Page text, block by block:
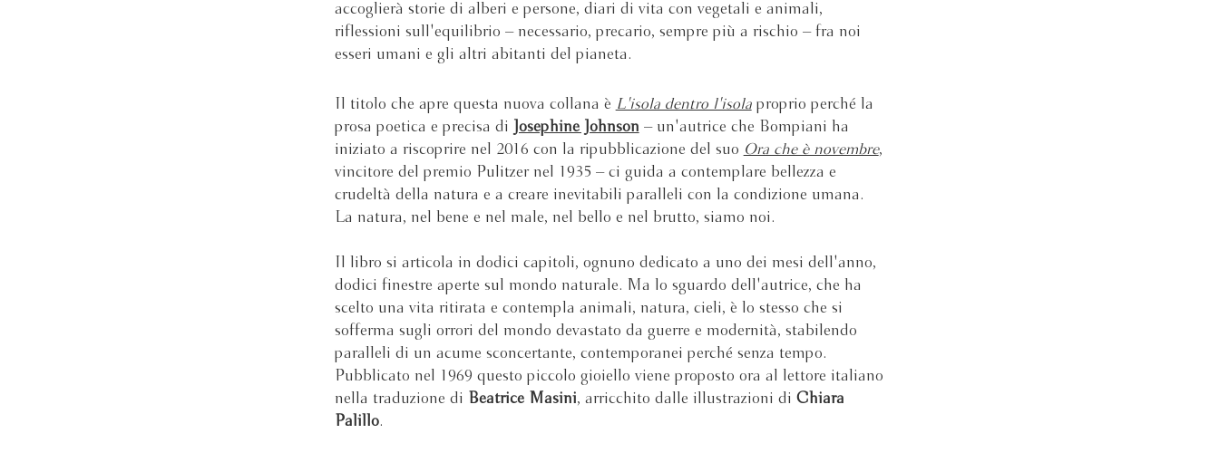
accoglierà storie di alberi e persone, diari di vita con vegetali e animali,
riflessioni sull'equilibrio – necessario, precario, sempre più a rischio – fra noi
esseri umani e gli altri abitanti del pianeta.
Il titolo che apre questa nuova collana è L'isola dentro l'isolaproprio perché la
prosa poetica e precisa di
Josephine Johnson – un'autrice che Bompiani ha
iniziato a riscoprire nel 2016 con la ripubblicazione del suo Ora che è novembre,
vincitore del premio Pulitzer nel 1935 – ci guida a contemplare bellezza e
crudeltà della natura e a creare inevitabili paralleli con la condizione umana.
La natura, nel bene e nel male, nel bello e nel brutto, siamo noi.
Il libro si articola in dodici capitoli, ognuno dedicato a uno dei mesi dell'anno,
dodici finestre aperte sul mondo naturale. Ma lo sguardo dell'autrice, che ha
scelto una vita ritirata e contempla animali, natura, cieli, è lo stesso che si
sofferma sugli orrori del mondo devastato da guerre e modernità, stabilendo
paralleli di un acume sconcertante, contemporanei perché senza tempo.
Pubblicato nel 1969 questo piccolo gioiello viene proposto ora al lettore italiano
nella traduzione di
Beatrice Masini, arricchito dalle illustrazioni di Chiara
Palillo.